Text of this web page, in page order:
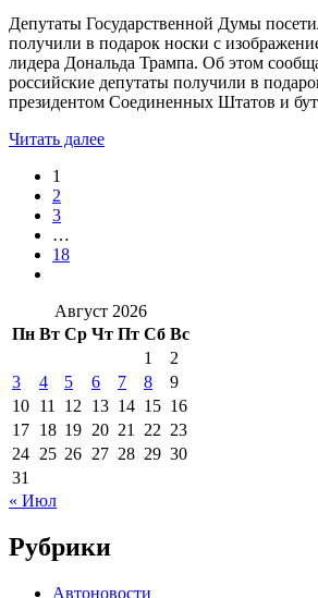
Депутаты Государственной Думы
получили в подарок носки с
лидера Дональда Трампа. Об этом
российские депутаты получили в
президентом Соединенных Штатов и
Читать далее
1
2
3
…
18
Август 2026
Пн Вт Ср Чт Пт Сб Вс
1
2
3
4 5 6 7 8
9
10 11 12 13 14 15 16
17 18 19 20 21 22 23
24 25 26 27 28 29 30
31
« Июл
Рубрики
Автоновости